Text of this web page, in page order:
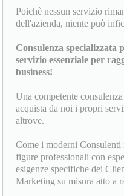
Poichè nessun servizio
dell'azienda, niente può
Consulenza
servizio essenziale per
business!
Una competente
acquista da noi i propri
altrove.
Come i moderni
figure professionali con
esigenze specifiche dei
Marketing su misura atto a